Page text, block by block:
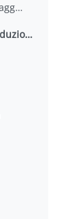
collegamenti meet ausiliari aggiornati
Lezione 1. Prolusione e introduzione al corso